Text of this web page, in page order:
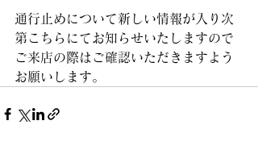
通行止めについて新しい情報が入り次
第こちらにてお知らせいたしますので
ご来店の際はご確認いただきますよう
お願いします。